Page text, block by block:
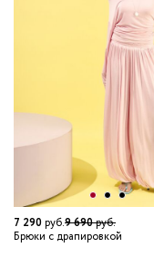
7 290руб.9 690руб.
Брюки с драпировкой